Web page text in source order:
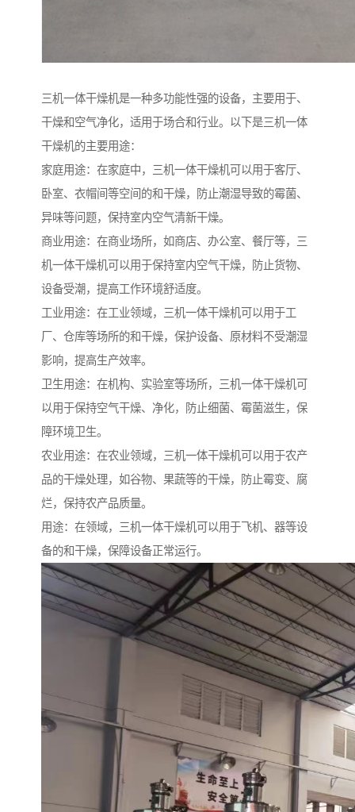
三机一体干燥机是一种多功能性强的设备，主要用于、
干燥和空气净化，适用于场合和行业。以下是三机一体
干燥机的主要用途：
家庭用途：在家庭中，三机一体干燥机可以用于客厅、
卧室、衣帽间等空间的和干燥，防止潮湿导致的霉菌、
异味等问题，保持室内空气清新干燥。
商业用途：在商业场所，如商店、办公室、餐厅等，三
机一体干燥机可以用于保持室内空气干燥，防止货物、
设备受潮，提高工作环境舒适度。
工业用途：在工业领域，三机一体干燥机可以用于工
厂、仓库等场所的和干燥，保护设备、原材料不受潮湿
影响，提高生产效率。
卫生用途：在机构、实验室等场所，三机一体干燥机可
以用于保持空气干燥、净化，防止细菌、霉菌滋生，保
障环境卫生。
农业用途：在农业领域，三机一体干燥机可以用于农产
品的干燥处理，如谷物、果蔬等的干燥，防止霉变、腐
烂，保持农产品质量。
用途：在领域，三机一体干燥机可以用于飞机、器等设
备的和干燥，保障设备正常运行。